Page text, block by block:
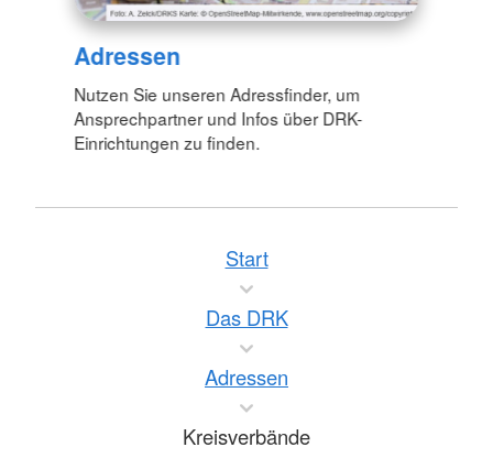
Adressen
Nutzen Sie unseren Adressfinder, um
Ansprechpartner und Infos über DRK-
Einrichtungen zu finden.
Start
Das DRK
Adressen
Kreisverbände